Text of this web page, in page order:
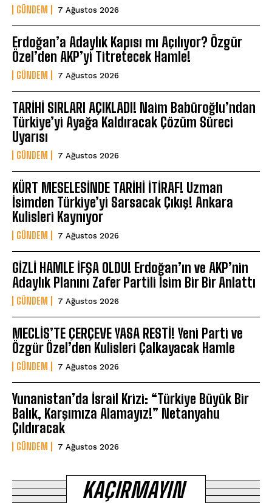
GÜNDEM 7 Ağustos 2026
Erdoğan’a Adaylık Kapısı mı Açılıyor? Özgür
Özel’den AKP’yi Titretecek Hamle!
GÜNDEM 7 Ağustos 2026
TARİHİ SIRLARI AÇIKLADI! Naim Babüroğlu’ndan
Türkiye’yi Ayağa Kaldıracak Çözüm Süreci
Uyarısı
GÜNDEM 7 Ağustos 2026
KÜRT MESELESİNDE TARİHİ İTİRAF! Uzman
İsimden Türkiye’yi Sarsacak Çıkış! Ankara
Kulisleri Kaynıyor
GÜNDEM 7 Ağustos 2026
GİZLİ HAMLE İFŞA OLDU! Erdoğan’ın ve AKP’nin
Adaylık Planını Zafer Partili İsim Bir Bir Anlattı
GÜNDEM 7 Ağustos 2026
MECLİS’TE ÇERÇEVE YASA RESTİ! Yeni Parti ve
Özgür Özel’den Kulisleri Çalkayacak Hamle
GÜNDEM 7 Ağustos 2026
Yunanistan’da İsrail Krizi: “Türkiye Büyük Bir
Balık, Karşımıza Alamayız!” Netanyahu
Çıldıracak
GÜNDEM 7 Ağustos 2026
KAÇIRMAYIN